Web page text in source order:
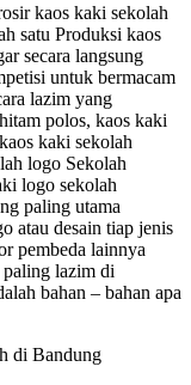
kaos kaki sekolah
satu Produksi kaos
secara langsung
untuk bermacam
lazim yang
polos, kaos kaki
kaki sekolah
logo Sekolah
logo sekolah
paling utama
atau desain tiap jenis
pembeda lainnya
paling lazim di
bahan – bahan apa
di Bandung